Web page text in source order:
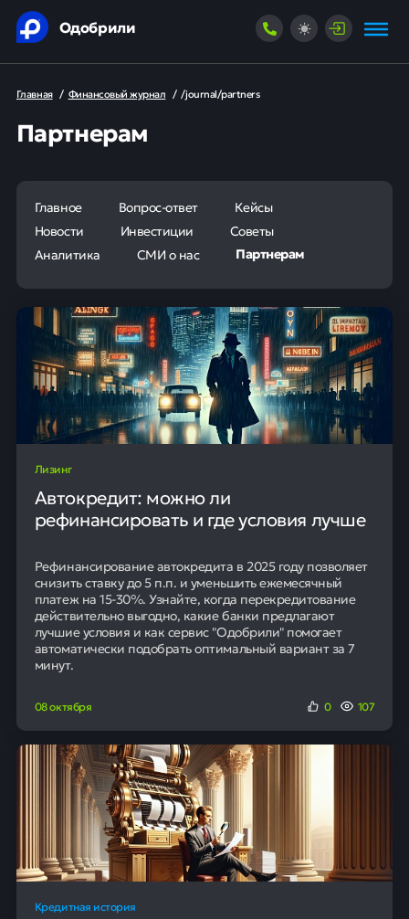
Одобрили
Главная / Финансовый журнал / /journal/partners
Партнерам
Главное Вопрос-ответ
Кейсы
Новости
Инвестиции
Советы
Аналитика
СМИ о нас Партнерам
Лизинг
Автокредит: можно ли
рефинансировать и где условия лучше
Рефинансирование автокредита в 2025 году позволяет
снизить ставку до 5 п.п. и уменьшить ежемесячный
платеж на 15-30%. Узнайте, когда перекредитование
действительно выгодно, какие банки предлагают
лучшие условия и как сервис "Одобрили" помогает
автоматически подобрать оптимальный вариант за 7
минут.
08 октября 0 107
Кредитная история